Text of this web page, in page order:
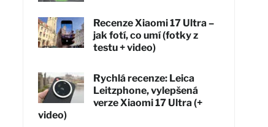
Recenze Xiaomi 17 Ultra –
jak fotí, co umí (fotky z
testu + video)
Rychlá recenze: Leica
Leitzphone, vylepšená
verze Xiaomi 17 Ultra (+
video)